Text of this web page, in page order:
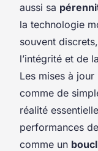
aussi sa
la technologie
souvent
l’intégrité et de
Les mises à
comme de
réalité
performances
comme un